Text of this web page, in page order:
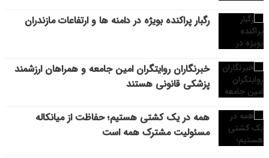
رگبار پراکنده بویژه در دامنه ها و ارتفاعات مازندران
خبرنگاران روایتگران امین جامعه و همراهان ارزشمند
پزشکی قانونی هستند
همه در یک کشتی هستیم؛ حفاظت از میانکاله
مسئولیت مشترک همه است